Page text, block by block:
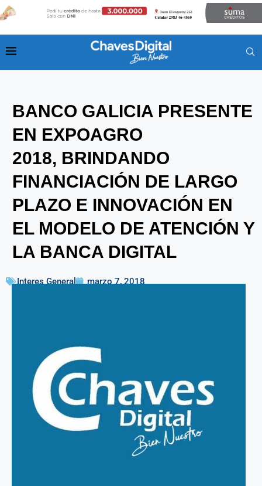
BANCO GALICIA PRESENTE
EN EXPOAGRO
2018, BRINDANDO
FINANCIACIÓN DE LARGO
PLAZO E INNOVACIÓN EN
EL MODELO DE ATENCIÓN Y
LA BANCA DIGITAL
Interes General marzo 7, 2018